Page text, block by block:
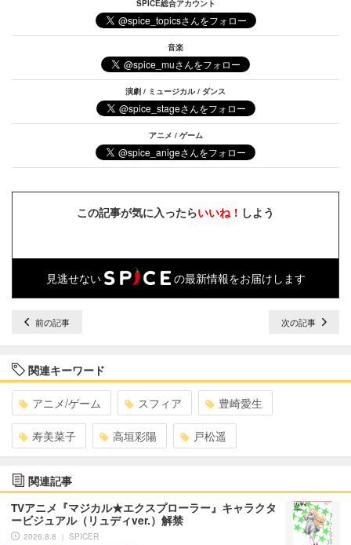
SPICE総合アカウント
音楽
演劇 / ミュージカル / ダンス
アニメ / ゲーム
この記事が気に入ったらいいね！ しよう
見逃せない の最新情報をお届けします
前の記事 次の記事
関連キーワード
アニメ/ゲーム スフィア 豊崎愛生
寿美菜子 高垣彩陽 戸松遥
関連記事
TVアニメ『マジカル★エクスプローラー』キャラクタ
ービジュアル（リュディver.）解禁
2026.8.8 ｜ SPICER